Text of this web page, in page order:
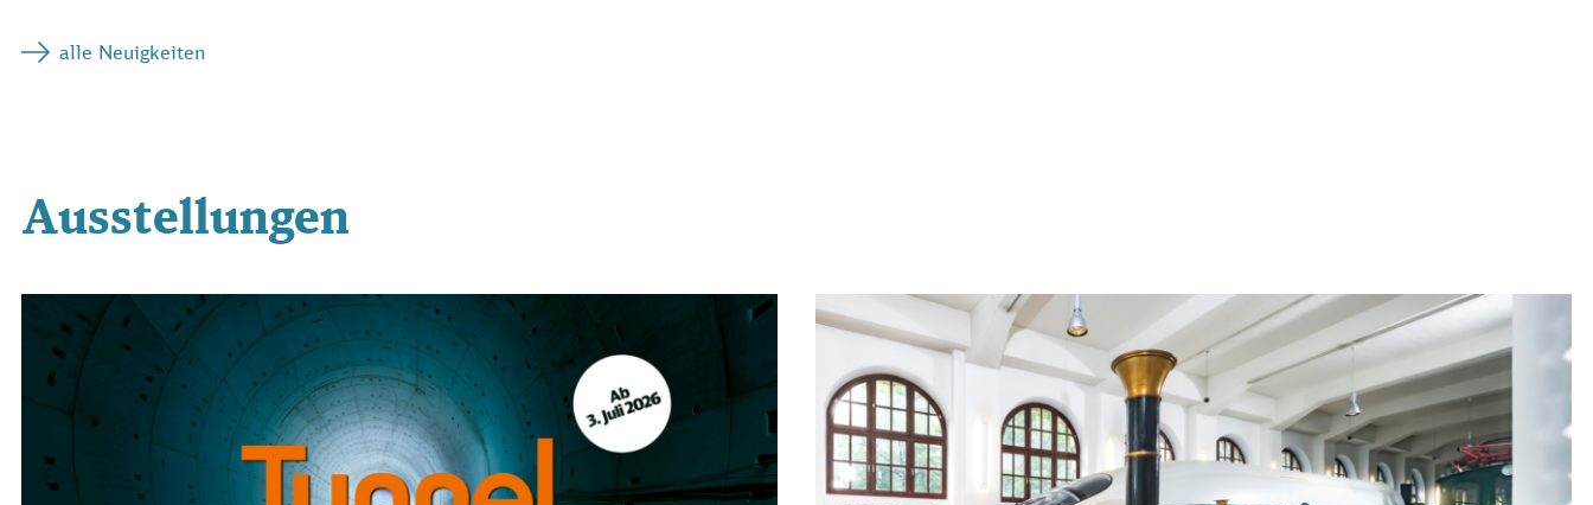
alle Neuigkeiten
Ausstellungen